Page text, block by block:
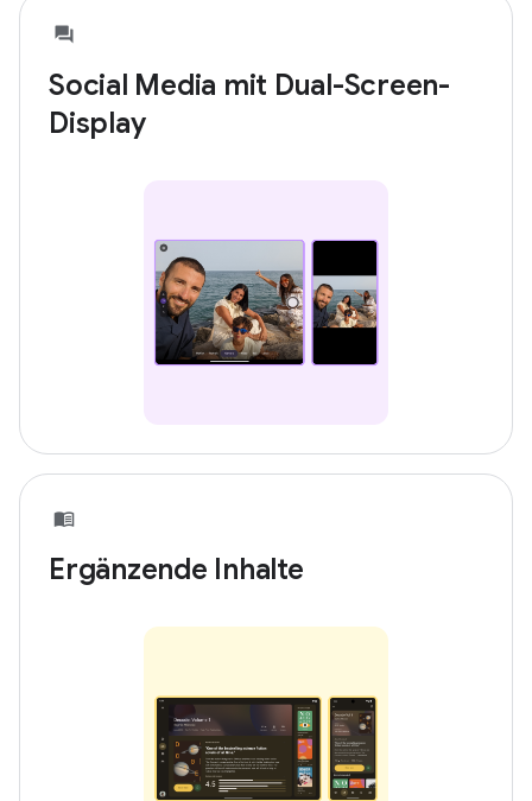
Social Media mit Dual-Screen-
Display
Ergänzende Inhalte